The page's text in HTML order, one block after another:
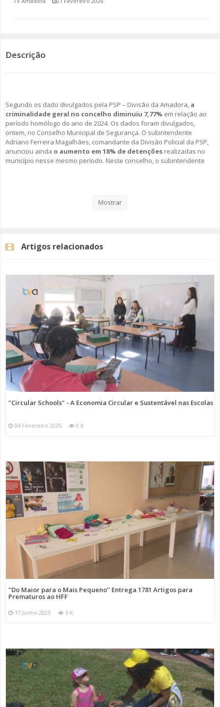
(RE) PENSAMENTOS
ECOMOVE-TE
HISTÓRIAS DE ABRIL
Descrição
Segundo os dado divulgados pela PSP – Divisão da Amadora, a
criminalidade geral no concelho diminuiu 7,77% em relação ao
período homólogo do ano de 2024. Os dados foram divulgados,
ontem, no Conselho Municipal de Segurança. O subintendente
Adriano Ferreira Magalhães, comandante da Divisão Policial da PSP,
anunciou ainda o aumento em 18% de detenções realizadas no
município nesse mesmo período. Neste conselho, o subintendente
proximidade, do qual fazem parte a Escola Segura e o Comércio
Municipal,Luís Carvalho, apresentou, também, os dados relativos à
instaurados 519(em 2024: 454), estando o maior número
relacionado com a venda ambulante (113). Na intervenção
operacional, em 2025, destaque
para o número de veículos
fiscalizados, 6002,verificando-se um ligeiro aumento, relativamente
a 2024 (5953 veículos).Na emissão de talões por infração, em 2025
foram emitidos 3160(em 2024 foram emitidos 2925). As
fiscalizações de estabelecimentos também aumentaram: no
ano passado foram 460, enquanto que em 2024 foram 403.
Categorias Noticias Atualidade
Mostrar
Artigos relacionados
"Circular Schools" - A Economia Circular e Sustentável nas Escolas
04 Fevereiro 2025 0 K
"Do Maior para o Mais Pequeno" Entrega 1781 Artigos para
Prematuros ao HFF
17 Junho 2025 6 K